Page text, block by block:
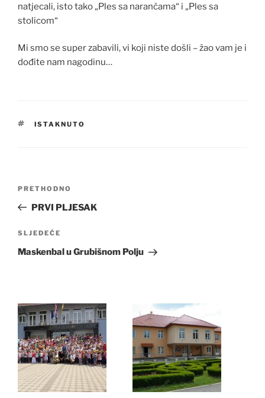
natjecali, isto tako „Ples sa narančama“ i „Ples sa
stolicom“
Mi smo se super zabavili, vi koji niste došli – žao vam je i
dođite nam nagodinu…
OZNAKE
ISTAKNUTO
Prethodna
objava
PRETHODNO
PRVI PLJESAK
Sljedeća
objava
SLJEDEĆE
Maskenbal u Grubišnom Polju